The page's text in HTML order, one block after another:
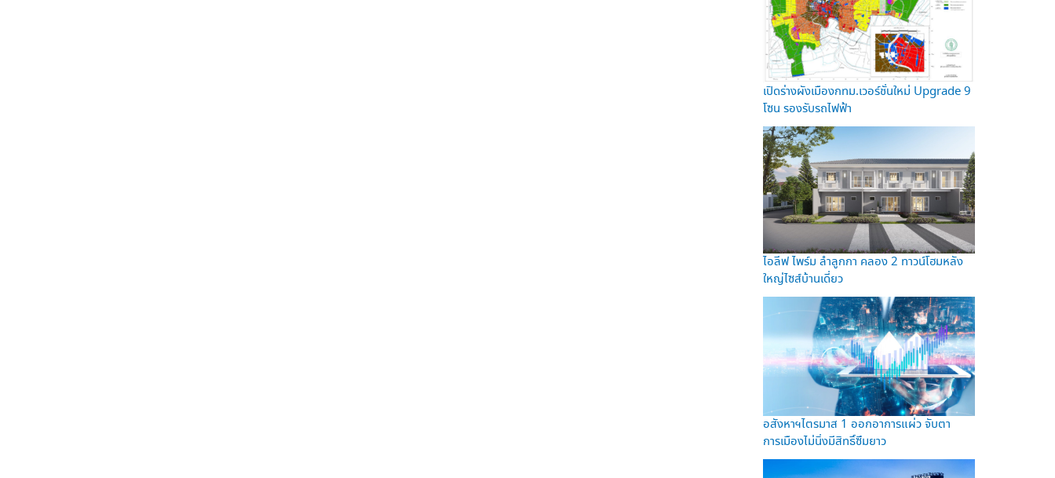
เปิดร่างผังเมืองกทม.เวอร์ชั่นใหม่ Upgrade 9
โซน รองรับรถไฟฟ้า
ไอลีฟ ไพร์ม ลำลูกกา คลอง 2 ทาวน์โฮมหลัง
ใหญ่ไซส์บ้านเดี่ยว
อสังหาฯไตรมาส 1 ออกอาการแผ่ว จับตา
การเมืองไม่นิ่งมีสิทธิ์ซึมยาว